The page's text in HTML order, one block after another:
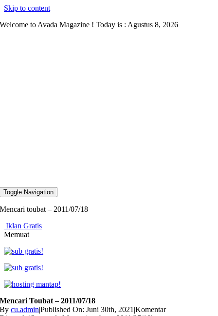
Skip to content
Welcome to Avada Magazine ! Today is : Agustus 8, 2026
Toggle Navigation
Mencari toubat – 2011/07/18
Iklan Gratis
Memuat
Mencari Toubat – 2011/07/18
Bycu.admin|Published On: Juni 30th, 2021 |Komentar